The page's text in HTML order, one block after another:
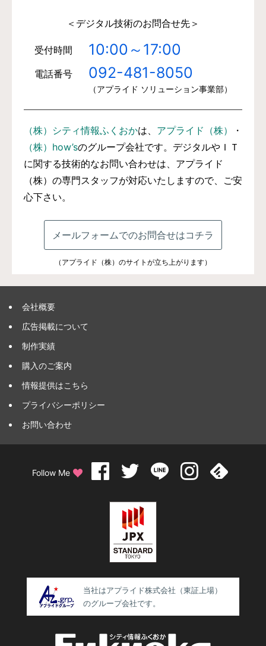
＜デジタル技術のお問合せ先＞
受付時間 10:00～17:00
電話番号 092-481-8050
（アプライド ソリューション事業部）
（株）シティ情報ふくおかは、 アプライド（株）
・
（株）how’sのグループ会社です。デジタルやＩＴ
に関する技術的なお問い合わせは、アプライド
（株）の専門スタッフが対応いたしますので、ご安
心下さい。
メールフォームでのお問合せはコチラ
（アプライド（株）のサイトが立ち上がります）
会社概要
広告掲載について
制作実績
購入のご案内
情報提供はこちら
プライバシーポリシー
お問い合わせ
当社はアプライド株式会社（東証上場）
のグループ会社です。
Follow Me